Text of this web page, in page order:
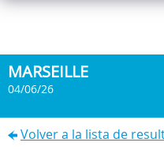
MARSEILLE
04/06/26
Volver a la lista de